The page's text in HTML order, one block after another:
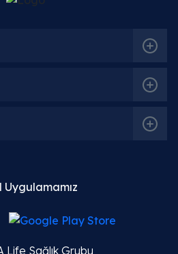
Uygulamamız
Life Sağlık Grubu